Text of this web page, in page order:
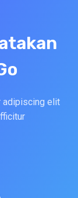
adipiscing elit